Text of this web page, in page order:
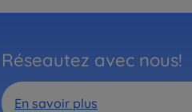
Réseautez avec nous!
En savoir plus